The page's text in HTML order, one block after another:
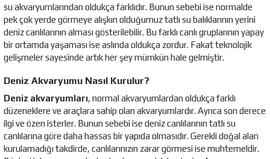
su akvaryumlarından oldukça farklıdır. Bunun sebebi ise normalde
pek çok yerde görmeye alışkın olduğumuz tatlı su balıklarının yerini
deniz canlılarının alması gösterilebilir. Bu farklı canlı gruplarının yapay
bir ortamda yaşaması ise aslında oldukça zordur. Fakat teknolojik
gelişmeler sayesinde artık her şey mümkün hale gelmiştir.
Deniz Akvaryumu Nasıl Kurulur?
Deniz akvaryumları, normal akvaryumlardan oldukça farklı
düzeneklere ve araçlara sahip olan akvaryumlardır. Ayrıca son derece
ilgi ve özen isterler. Bunun sebebi ise deniz canlılarının tatlı su
canlılarına göre daha hassas bir yapıda olmasıdır. Gerekli doğal alan
kurulamadığı takdirde, canlılarınızın zarar görmesi ise muhtemeldir.